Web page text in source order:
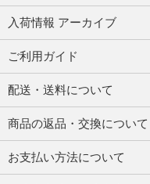
入荷情報 アーカイブ
ご利用ガイド
配送・送料について
商品の返品・交換について
お支払い方法について